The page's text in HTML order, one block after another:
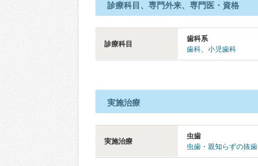
診療科目、専門外来、専門医・資格
診療科目
歯科系
歯科、 小児歯科
実施治療
実施治療
虫歯
虫歯・親知らずの抜歯